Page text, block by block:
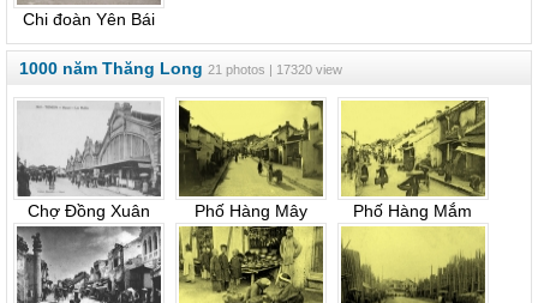
Chi đoàn Yên Bái
1000 năm Thăng Long 21 photos | 17320 view
Chợ Đồng Xuân Phố Hàng Mây Phố Hàng Mắm